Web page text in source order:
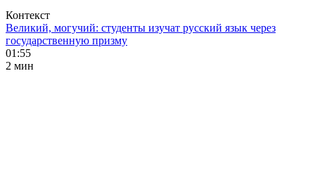
Контекст
Великий, могучий: студенты изучат русский язык через
государственную призму
01:55
2 мин